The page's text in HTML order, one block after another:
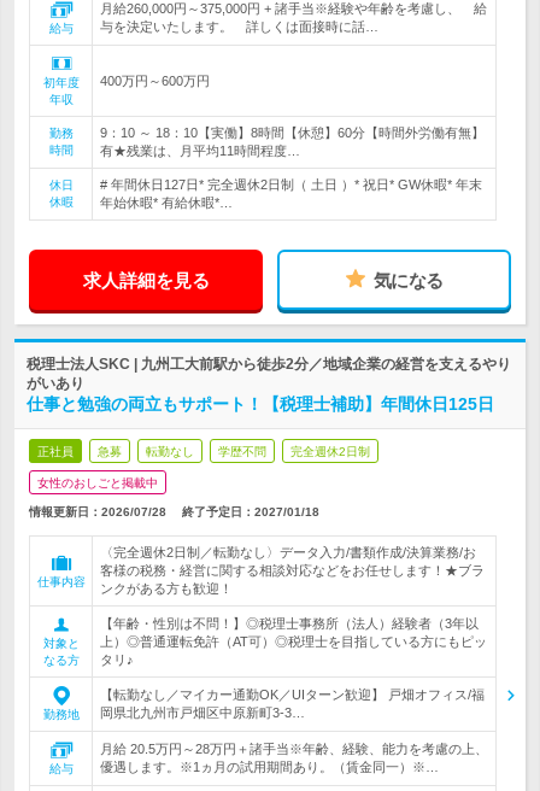
給与
月給260,000円～375,000円 + 諸手当※経験や年齢を考慮し、 給
与を決定いたします。 詳しくは面接時に話…
初年度
年収
400万円～600万円
勤務
時間
9：10 ～ 18：10【実働】8時間【休憩】60分【時間外労働有無】
有★残業は、月平均11時間程度…
休日
休暇
# 年間休日127日* 完全週休2日制（ 土日 ）* 祝日* GW休暇* 年末
年始休暇* 有給休暇*…
求人詳細を見る 気になる
税理士法人SKC | 九州工大前駅から徒歩2分／地域企業の経営を支えるやり
がいあり
仕事と勉強の両立もサポート！【税理士補助】年間休日125日
正社員 急募 転勤なし 学歴不問 完全週休2日制
女性のおしごと掲載中
情報更新日：2026/07/28 終了予定日： 2027/01/18
仕事内容
〈完全週休2日制／転勤なし〉データ入力/書類作成/決算業務/お
客様の税務・経営に関する相談対応などをお任せします！★ブラ
ンクがある方も歓迎！
対象と
なる方
【年齢・性別は不問！】◎税理士事務所（法人）経験者（3年以
上）◎普通運転免許（AT可）◎税理士を目指している方にもピッ
タリ♪
勤務地
【転勤なし／マイカー通勤OK／UIターン歓迎】 戸畑オフィス/福
岡県北九州市戸畑区中原新町3-3…
給与
月給 20.5万円～28万円＋諸手当※年齢、経験、能力を考慮の上、
優遇します。※1ヵ月の試用期間あり。（賃金同一）※…